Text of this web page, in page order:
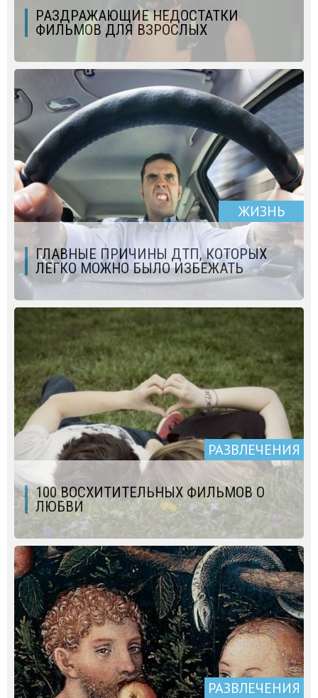
РАЗДРАЖАЮЩИЕ НЕДОСТАТКИ
ФИЛЬМОВ ДЛЯ ВЗРОСЛЫХ
ЖИЗНЬ
ГЛАВНЫЕ ПРИЧИНЫ ДТП, КОТОРЫХ
ЛЕГКО МОЖНО БЫЛО ИЗБЕЖАТЬ
РАЗВЛЕЧЕНИЯ
100 ВОСХИТИТЕЛЬНЫХ ФИЛЬМОВ О
ЛЮБВИ
РАЗВЛЕЧЕНИЯ